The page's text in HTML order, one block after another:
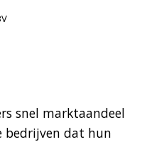
snel marktaandeel
bedrijven dat hun